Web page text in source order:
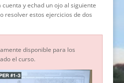
y echad un ojo al siguiente
resolver estos ejercicios de dos
disponible para los
el curso.